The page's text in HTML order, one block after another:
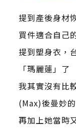
提到產後身材
買件適合自己
提到塑身衣，
「瑪麗蓮」了
我其實沒有比
(Max)後曼妙
再加上她當時